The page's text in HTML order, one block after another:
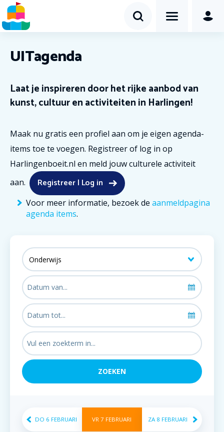
UITagenda
Laat je inspireren door het rijke aanbod van
kunst, cultuur en activiteiten in Harlingen!
Maak nu gratis een profiel aan om je eigen agenda-
items toe te voegen. Registreer of log in op
Harlingenboeit.nl en meld jouw culturele activiteit
aan.
Registreer | Log in
Voor meer informatie, bezoek de aanmeldpagina
agenda items.
DO 6 FEBRUARI VR 7 FEBRUARI ZA 8 FEBRUARI